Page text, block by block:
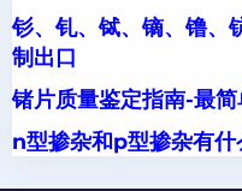
钐、钆、铽、镝、镥、
制出口
锗片质量鉴定指南-最
n型掺杂和p型掺杂有什